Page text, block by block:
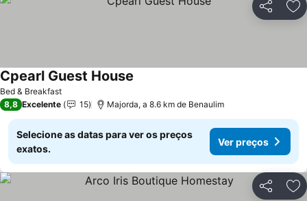
Partilhar
Bed & Breakfast
Cpearl Guest House
8,8 Excelente 15 Majorda, a 8.6 km de Benaulim
Selecione as datas para ver os preços
exatos.
Ver preços
Partilhar